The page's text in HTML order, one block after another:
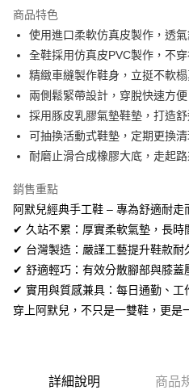
合作金庫商業銀行
華南商業銀行
上海商業儲蓄銀行
國泰世華商業銀行
臺灣中小企業銀行
匯豐（台灣）商業銀行
聯邦商業銀行
元大商業銀行
玉山商業銀行
台灣樂天信用卡公司
超商取貨付款
LINE Pay
Apple Pay
街口支付
相關說明
【關於「AFTEE先享後付」】
AFTEE先享後付是「在收到商品之後才
便利好安心！
１．簡單：不需註冊會員、不需綁卡、
２．便利：只要手機號碼，簡訊認證，
３．安心：先確認商品／服務後，再付
【「AFTEE先享後付」結帳流程】
３．收到繳費通知簡訊後14天內，點
ATM付款
運送方式
全家取貨付款
每筆NT$60，滿NT$1,380(含以上)
商品特色
使用進口柔軟仿真皮製作，透
全鞋採用仿真皮PVC製作，不
精緻車縫製作鞋身，立挺不軟
兩側鬆緊帶設計，穿脫快速方便
採用豚皮乳膠氣墊鞋墊，打造
可抽換活動式鞋墊，定期更換
耐磨止滑合成橡膠大底，走起
銷售重點
阿默兒經典手工鞋 – 專為舒適耐走
✔ 久站不累：厚實柔軟氣墊，長時
✔ 台灣製造：嚴謹工藝提升鞋款耐
✔ 舒適輕巧：有效分散腳部與膝蓋
✔ 實用與質感兼具：每日通勤、工
穿上阿默兒，不只是一雙鞋，更是
詳細說明 商品